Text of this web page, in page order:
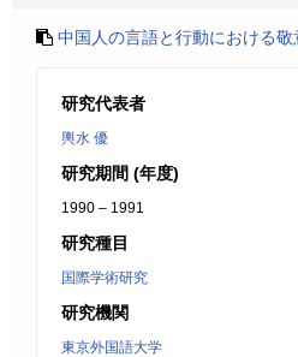
中国人の言語と行動における
研究代表者
輿水 優
研究期間 (年度)
1990 – 1991
研究種目
国際学術研究
研究機関
東京外国語大学